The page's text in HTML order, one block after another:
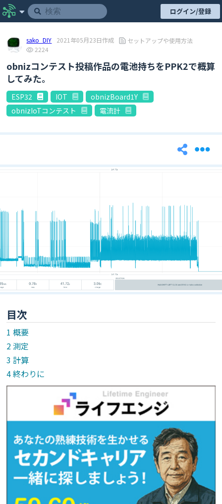
ログイン/登録
sako_DIY 2021年05月23日作成
セットアップや使用方法
2224
obnizコンテスト投稿作品の電池持ちをPPK2で概算
してみた。
ESP32 IOT
obnizBoard1Y
obnizIoTコンテスト
電流計
目次
概要
測定
計算
終わりに